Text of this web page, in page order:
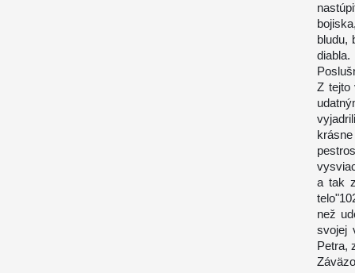
bludu,
diabla.
Z tejto
a tak
než
svojej
Petra,